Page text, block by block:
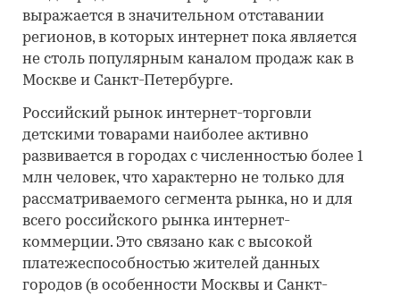
выражается в значительном отставании
регионов, в которых интернет пока является
не столь популярным каналом продаж как в
Москве и Санкт-Петербурге.
Российский рынок интернет-торговли
детскими товарами наиболее активно
развивается в городах с численностью более 1
млн человек, что характерно не только для
рассматриваемого сегмента рынка, но и для
всего российского рынка интернет-
коммерции. Это связано как с высокой
платежеспособностью жителей данных
городов (в особенности Москвы и Санкт-